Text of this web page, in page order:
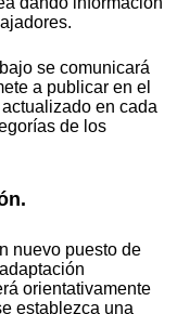
se comunicará
a publicar en el
en cada
de los
nuevo puesto de
orientativamente
establezca una